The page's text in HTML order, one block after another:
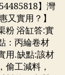
】灣
又實用？】
粉 浴缸答:實
：丙綸卷材
用.缺點:該材
偷工減料，